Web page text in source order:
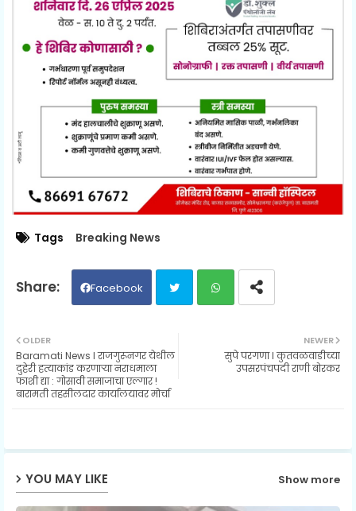
Tags Breaking News
Facebook
ter
NEWER
सुपे परगणा l कुतवळवाडीच्या
उपसरपंचपदी राणी बोरकर
OLDER
Baramati News l राजगुरूनगर येथील
दुहेरी हत्याकांड करणाऱ्या नराधमाला
फाशी द्या : गोसावी समाजाचा एल्गार !
बारामती तहसीलदार कार्यालयावर मोर्चा
YOU MAY LIKE Show more